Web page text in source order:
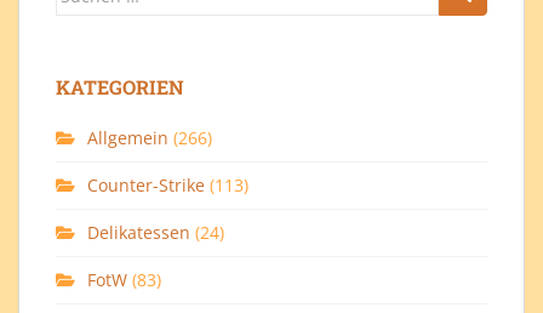
KATEGORIEN
Allgemein (266)
Counter-Strike (113)
Delikatessen (24)
FotW (83)